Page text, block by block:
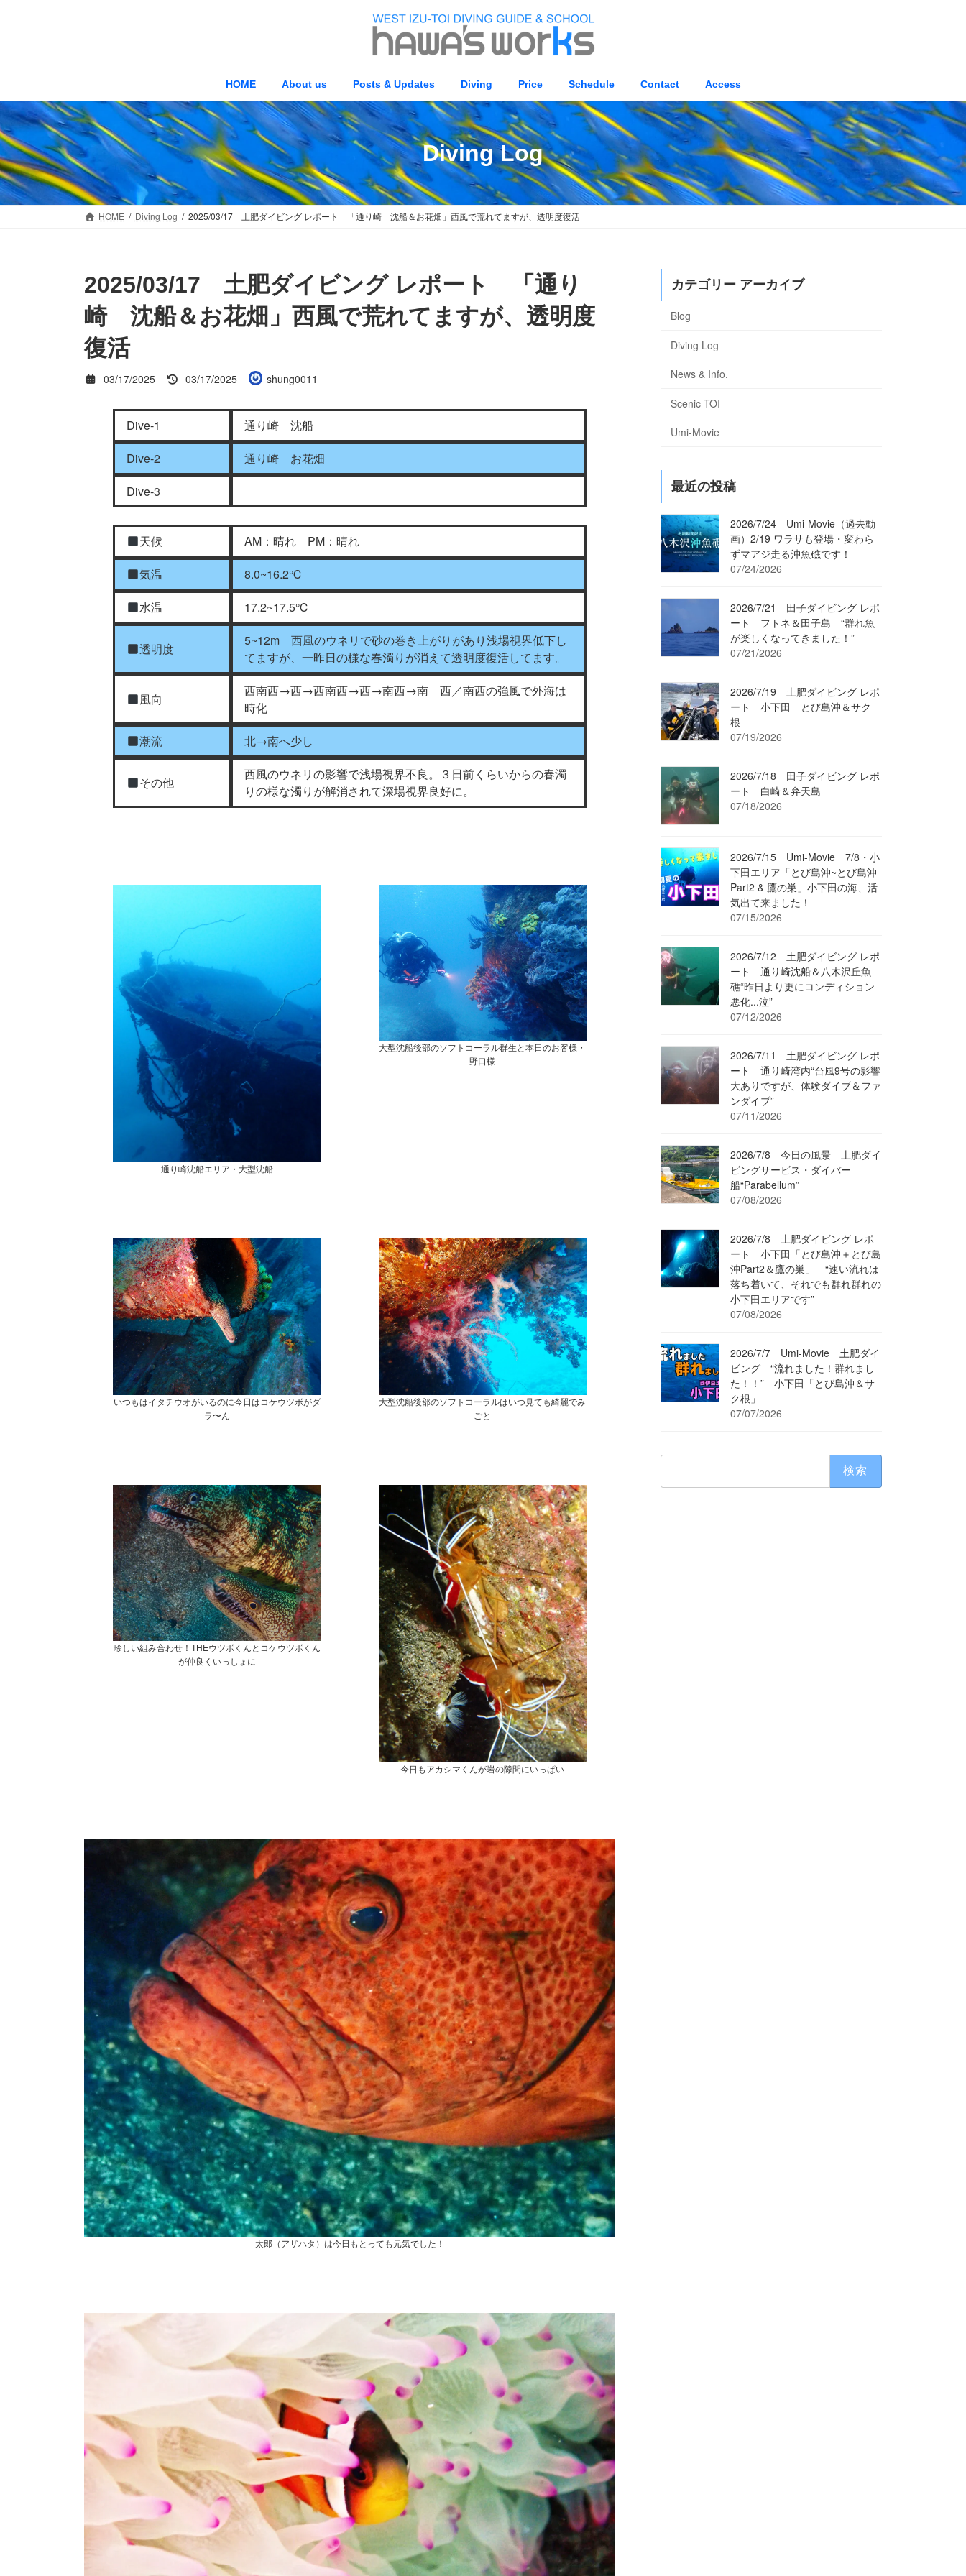
ス
キ
ッ
プ
ン
に
移
動
HOME About us Posts & Updates Diving Price Schedule Contact Access
Diving Log
HOME Diving Log 2025/03/17 土肥ダイビング レポート 「通り崎 沈船＆お花畑」西風で荒れてますが、透明度復活
2025/03/17 土肥ダイビング レポート 「通り
崎 沈船＆お花畑」西風で荒れてますが、透明度
復活
03/17/2025
最
更
03/17/2025 shung0011
Dive-1
通り崎 沈船
Dive-2
通り崎 お花畑
Dive-3
天候
AM：晴れ PM：晴れ
気温
8.0~16.2℃
水温
17.2~17.5℃
透明度
5~12m 西風のウネリで砂の巻き上がりがあり浅場視界低下し
てますが、一昨日の様な春濁りが消えて透明度復活してます。
風向
西南西→西→西南西→西→南西→南 西／南西の強風で外海は
時化
潮流
北→南へ少し
その他
西風のウネリの影響で浅場視界不良。３日前くらいからの春濁
りの様な濁りが解消されて深場視界良好に。
通り崎沈船エリア・大型沈船
大型沈船後部のソフトコーラル群生と本日のお客様・
野口様
いつもはイタチウオがいるのに今日はコケウツボがダ
ラ〜ん
大型沈船後部のソフトコーラルはいつ見ても綺麗でみ
ごと
珍しい組み合わせ！THEウツボくんとコケウツボくん
が仲良くいっしょに
今日もアカシマくんが岩の隙間にいっぱい
太郎（アザハタ）は今日もとっても元気でした！
カテゴリー アーカイブ
Blog
Diving Log
News & Info.
Scenic TOI
Umi-Movie
最近の投稿
2026/7/24 Umi-Movie（過去動
画）2/19 ワラサも登場・変わら
ずマアジ走る沖魚礁です！
07/24/2026
2026/7/21 田子ダイビング レポ
ート フトネ＆田子島 “群れ魚
が楽しくなってきました！”
07/21/2026
2026/7/19 土肥ダイビング レポ
ート 小下田 とび島沖＆サク
根
07/19/2026
2026/7/18 田子ダイビング レポ
ート 白崎＆弁天島
07/18/2026
2026/7/15 Umi-Movie 7/8・小
下田エリア「とび島沖~とび島沖
Part2 & 鷹の巣」小下田の海、活
気出て来ました！
07/15/2026
2026/7/12 土肥ダイビング レポ
ート 通り崎沈船＆八木沢丘魚
礁“昨日より更にコンディション
悪化...泣”
07/12/2026
2026/7/11 土肥ダイビング レポ
ート 通り崎湾内“台風9号の影響
大ありですが、体験ダイブ＆ファ
ンダイブ”
07/11/2026
2026/7/8 今日の風景 土肥ダイ
ビングサービス・ダイバー
船“Parabellum”
07/08/2026
2026/7/8 土肥ダイビング レポ
ート 小下田「とび島沖＋とび島
沖Part2＆鷹の巣」 “速い流れは
落ち着いて、それでも群れ群れの
小下田エリアです”
07/08/2026
2026/7/7 Umi-Movie 土肥ダイ
ビング “流れました！群れまし
た！！” 小下田「とび島沖＆サ
ク根」
07/07/2026